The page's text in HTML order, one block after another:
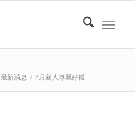
最新消息 / 3月新人專屬好禮